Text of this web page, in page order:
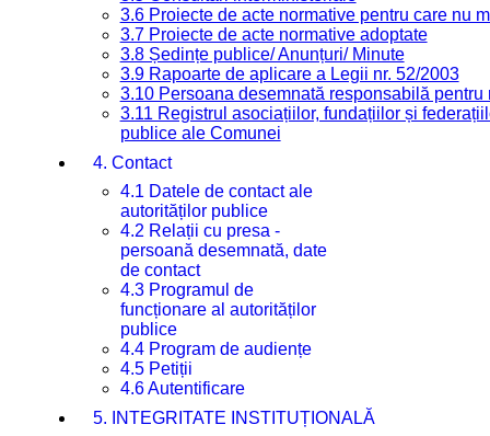
3.6 Proiecte de acte normative pentru care nu
3.7 Proiecte de acte normative adoptate
3.8 Ședințe publice/ Anunțuri/ Minute
3.9 Rapoarte de aplicare a Legii nr. 52/2003
3.10 Persoana desemnată responsabilă
3.11 Registrul asociațiilor, fundațiilor și
publice ale Comunei
4. Contact
4.1 Datele de contact ale
autorităților publice
4.2 Relații cu presa -
persoană desemnată, date
de contact
4.3 Programul de
funcționare al autorităților
publice
4.4 Program de audiențe
4.5 Petiții
4.6 Autentificare
5. INTEGRITATE INSTITUȚIONALĂ